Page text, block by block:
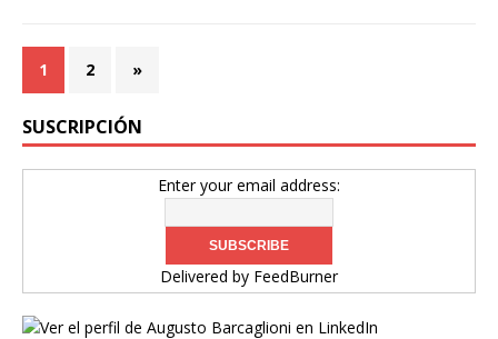
1 2 »
SUSCRIPCIÓN
Enter your email address:
Delivered by FeedBurner